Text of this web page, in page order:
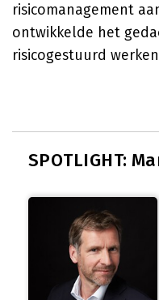
risicomanagement
ontwikkelde het
risicogestuurd
SPOTLIGHT: